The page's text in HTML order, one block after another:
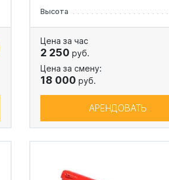
Высота
Цена за час
2 250 руб.
Цена за смену:
18 000 руб.
АРЕНДОВАТЬ